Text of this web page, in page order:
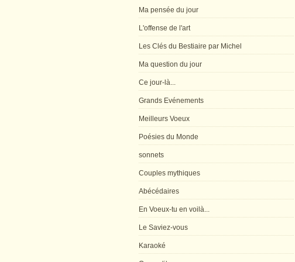
Ma pensée du jour
L'offense de l'art
Les Clés du Bestiaire par Michel
Ma question du jour
Ce jour-là...
Grands Evénements
Meilleurs Voeux
Poésies du Monde
sonnets
Couples mythiques
Abécédaires
En Voeux-tu en voilà...
Le Saviez-vous
Karaoké